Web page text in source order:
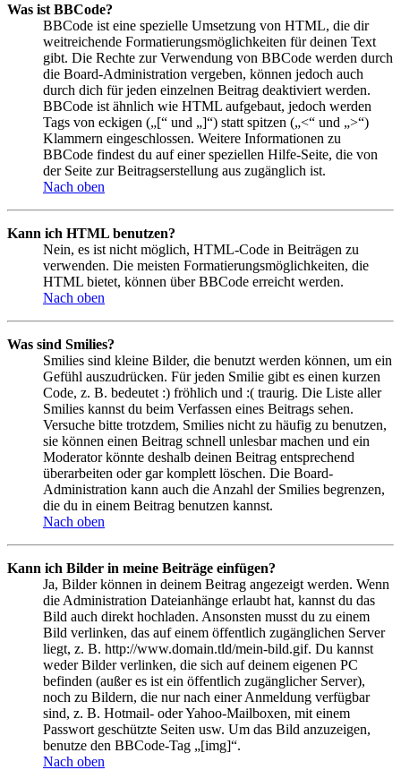
Was ist BBCode?
BBCode ist eine spezielle Umsetzung von HTML, die dir
weitreichende Formatierungsmöglichkeiten für deinen Text
gibt. Die Rechte zur Verwendung von BBCode werden durch
die Board-Administration vergeben, können jedoch auch
durch dich für jeden einzelnen Beitrag deaktiviert werden.
BBCode ist ähnlich wie HTML aufgebaut, jedoch werden
Tags von eckigen („[“ und „]“) statt spitzen („<“ und „>“)
Klammern eingeschlossen. Weitere Informationen zu
BBCode findest du auf einer speziellen Hilfe-Seite, die von
der Seite zur Beitragserstellung aus zugänglich ist.
Nach oben
Kann ich HTML benutzen?
Nein, es ist nicht möglich, HTML-Code in Beiträgen zu
verwenden. Die meisten Formatierungsmöglichkeiten, die
HTML bietet, können über BBCode erreicht werden.
Nach oben
Was sind Smilies?
Smilies sind kleine Bilder, die benutzt werden können, um ein
Gefühl auszudrücken. Für jeden Smilie gibt es einen kurzen
Code, z. B. bedeutet :) fröhlich und :( traurig. Die Liste aller
Smilies kannst du beim Verfassen eines Beitrags sehen.
Versuche bitte trotzdem, Smilies nicht zu häufig zu benutzen,
sie können einen Beitrag schnell unlesbar machen und ein
Moderator könnte deshalb deinen Beitrag entsprechend
überarbeiten oder gar komplett löschen. Die Board-
Administration kann auch die Anzahl der Smilies begrenzen,
die du in einem Beitrag benutzen kannst.
Nach oben
Kann ich Bilder in meine Beiträge einfügen?
Ja, Bilder können in deinem Beitrag angezeigt werden. Wenn
die Administration Dateianhänge erlaubt hat, kannst du das
Bild auch direkt hochladen. Ansonsten musst du zu einem
Bild verlinken, das auf einem öffentlich zugänglichen Server
liegt, z. B. http://www.domain.tld/mein-bild.gif. Du kannst
weder Bilder verlinken, die sich auf deinem eigenen PC
befinden (außer es ist ein öffentlich zugänglicher Server),
noch zu Bildern, die nur nach einer Anmeldung verfügbar
sind, z. B. Hotmail- oder Yahoo-Mailboxen, mit einem
Passwort geschützte Seiten usw. Um das Bild anzuzeigen,
benutze den BBCode-Tag „[img]“.
Nach oben